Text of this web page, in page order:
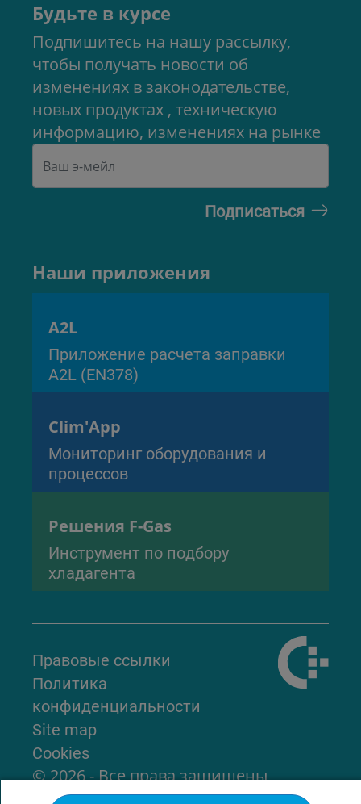
Будьте в курсе
Подпишитесь на нашу рассылку,
чтобы получать новости об
изменениях в законодательстве,
новых продуктах , техническую
информацию, изменениях на рынке
Наши приложения
A2L
Приложение расчета заправки
A2L (EN378)
Clim'App
Мониторинг оборудования и
процессов
Решения F-Gas
Инструмент по подбору
хладагента
Правовые ссылки
Политика
конфиденциальности
Site map
Cookies
© 2026 - Все права защищены